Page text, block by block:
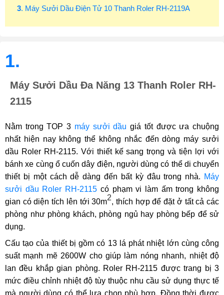
3. Máy Sưởi Dầu Điện Tử 10 Thanh Roler RH-2119A
1.
Máy Sưởi Dầu Đa Năng 13 Thanh Roler RH-
2115
Nằm trong TOP3 máy sưởi dầu giá tốt được ưa chuộng
nhất hiện nay không thể không nhắc đến dòng máy sưởi
dầu Roler RH-2115. Với thiết kế sang trọng và tiện lợi với
bánh xe cùng ổ cuốn dây điện, người dùng có thể di chuyển
thiết bị một cách dễ dàng đến bất kỳ đâu trong nhà. Máy
sưởi dầu Roler RH-2115 có phạm vi làm ấm trong không
gian có diện tích lên tới 30m2, thích hợp để đặt ở tất cả các
phòng như phòng khách, phòng ngủ hay phòng bếp để sử
dụng.
Cấu tạo của thiết bị gồm có 13 lá phát nhiệt lớn cùng công
suất mạnh mẽ 2600W cho giúp làm nóng nhanh, nhiệt độ
lan đều khắp gian phòng. Roler RH-2115 được trang bị 3
mức điều chỉnh nhiệt độ tùy thuộc nhu cầu sử dụng thực tế
mà người dùng có thể lựa chọn phù hợp. Đồng thời được